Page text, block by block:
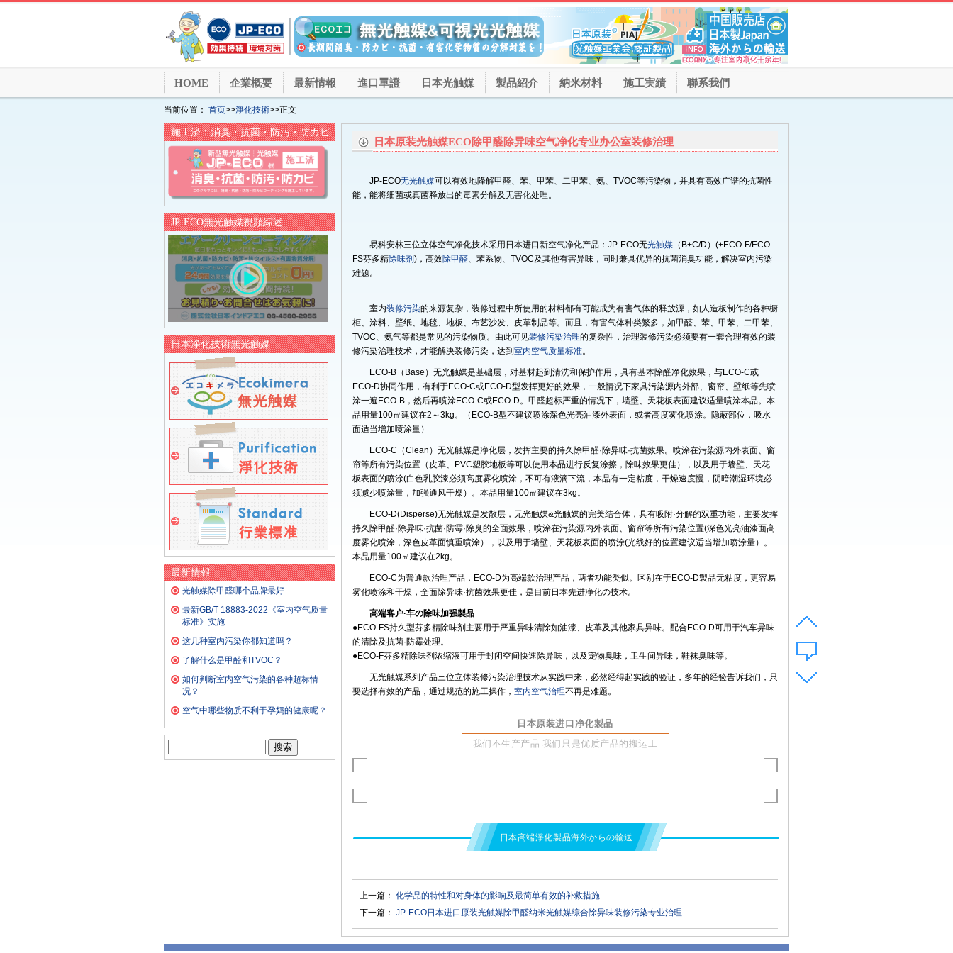
HOME 企業概要 最新情報 進口單證 日本光触媒 製品紹介 納米材料 施工実績 聯系我們
当前位置： 首页>>淨化技術>>正文
日本原装光触媒ECO除甲醛除异味空气净化专业办公室装修治理
JP-ECO无光触媒可以有效地降解甲醛、苯、甲苯、二甲苯、氨、TVOC等污染物，并具有高效广谱的抗菌性
能，能将细菌或真菌释放出的毒素分解及无害化处理。
易科安林三位立体空气净化技术采用日本进口新空气净化产品：JP-ECO无光触媒 （B+C/D）(+ECO-F/ECO-
FS芬多精除味剂 )，高效除甲醛、苯系物、TVOC及其他有害异味，同时兼具优异的抗菌消臭功能，解决室内污染
难题。
室内装修污染的来源复杂，装修过程中所使用的材料都有可能成为有害气体的释放源，如人造板制作的各种橱
柜、涂料、壁纸、地毯、地板、布艺沙发、皮革制品等。而且，有害气体种类繁多，如甲醛、苯、甲苯、二甲苯、
TVOC、氨气等都是常见的污染物质。由此可见装修污染治理的复杂性，治理装修污染必须要有一套合理有效的装
修污染治理技术，才能解决装修污染，达到 室内空气质量标准。
ECO-B（Base）无光触媒是基础层，对基材起到清洗和保护作用，具有基本除醛净化效果，与ECO-C或
ECO-D协同作用，有利于ECO-C或ECO-D型发挥更好的效果，一般情况下家具污染源内外部、窗帘、壁纸等先喷
涂一遍ECO-B，然后再喷涂ECO-C或ECO-D。甲醛超标严重的情况下，墙壁、天花板表面建议适量喷涂本品。本
品用量100㎡建议在2～3kg。（ECO-B型不建议喷涂深色光亮油漆外表面，或者高度雾化喷涂。隐蔽部位，吸水
面适当增加喷涂量）
ECO-C（Clean）无光触媒是净化层，发挥主要的持久除甲醛·除异味·抗菌效果。喷涂在污染源内外表面、窗
帘等所有污染位置（皮革、PVC塑胶地板等可以使用本品进行反复涂擦，除味效果更佳），以及用于墙壁、天花
板表面的喷涂(白色乳胶漆必须高度雾化喷涂，不可有液滴下流，本品有一定粘度，干燥速度慢，阴暗潮湿环境必
须减少喷涂量，加强通风干燥）。本品用量100㎡建议在3kg。
ECO-D(Disperse)无光触媒是发散层，无光触媒&光触媒的完美结合体，具有吸附·分解的双重功能，主要发挥
持久除甲醛·除异味·抗菌·防霉·除臭的全面效果，喷涂在污染源内外表面、窗帘等所有污染位置(深色光亮油漆面高
度雾化喷涂，深色皮革面慎重喷涂），以及用于墙壁、天花板表面的喷涂(光线好的位置建议适当增加喷涂量）。
本品用量100㎡建议在2kg。
ECO-C为普通款治理产品，ECO-D为高端款治理产品，两者功能类似。区别在于ECO-D製品无粘度，更容易
雾化喷涂和干燥，全面除异味·抗菌效果更佳，是目前日本先进净化の技术。
高端客户·车の除味加强製品
●ECO-FS持久型芬多精除味剂主要用于严重异味清除如油漆、皮革及其他家具异味。配合ECO-D可用于汽车异味
的清除及抗菌·防霉处理。
●ECO-F芬多精除味剂浓缩液可用于封闭空间快速除异味，以及宠物臭味，卫生间异味，鞋袜臭味等。
无光触媒系列产品三位立体装修污染治理技术从实践中来，必然经得起实践的验证，多年的经验告诉我们，只
要选择有效的产品，通过规范的施工操作， 室内空气治理不再是难题。
日本原装进口净化製品
我们不生产产品 我们只是优质产品的搬运工
日本高端淨化製品海外からの輸送
上一篇： 化学品的特性和对身体的影响及最简单有效的补救措施
下一篇： JP-ECO日本进口原装光触媒除甲醛纳米光触媒综合除异味装修污染专业治理
施工済：消臭・抗菌・防汚・防カビ
JP-ECO無光触媒視頻綜述
日本净化技術無光触媒
最新情報
光触媒除甲醛哪个品牌最好
最新GB/T 18883-2022《室内空气质量
标准》实施
这几种室内污染你都知道吗？
了解什么是甲醛和TVOC？
如何判断室内空气污染的各种超标情
况？
空气中哪些物质不利于孕妈的健康呢？
搜
索：